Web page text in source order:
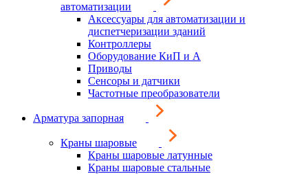
автоматизации
Аксессуары для автоматизации и
диспетчеризации зданий
Контроллеры
Оборудование КиП и А
Приводы
Сенсоры и датчики
Частотные преобразователи
Арматура запорная
Краны шаровые
Краны шаровые латунные
Краны шаровые стальные